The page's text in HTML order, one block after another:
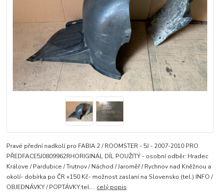
Pravé přední nadkolí pro FABIA 2 / ROOMSTER - 5J - 2007-2010 PRO
PŘEDFACE5J0809962RHORIGINÁL DÍL POUŽITÝ - osobní odběr: Hradec
Králove / Pardubice / Trutnov / Náchod / Jaroměř / Rychnov nad Kněžnou a
okolí- dobírka po ČR +150 Kč- možnost zaslaní na Slovensko (tel.) INFO /
OBJEDNÁVKY / POPTÁVKY:tel.... celý popis